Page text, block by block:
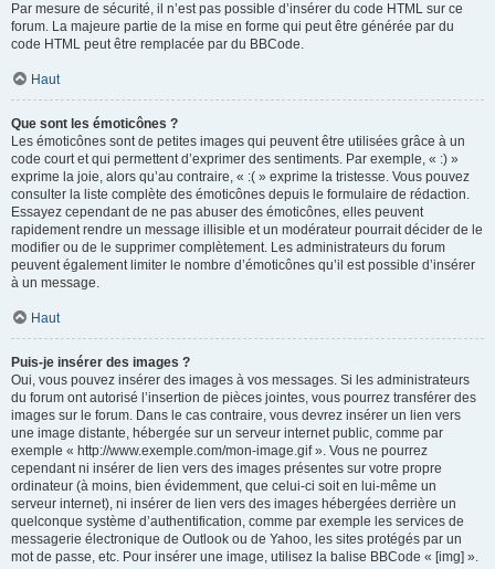
Par mesure de sécurité, il n’est pas possible d’insérer du code HTML sur ce
forum. La majeure partie de la mise en forme qui peut être générée par du
code HTML peut être remplacée par du BBCode.
Haut
Que sont les émoticônes ?
Les émoticônes sont de petites images qui peuvent être utilisées grâce à un
code court et qui permettent d’exprimer des sentiments. Par exemple, « :) »
exprime la joie, alors qu’au contraire, « :( » exprime la tristesse. Vous pouvez
consulter la liste complète des émoticônes depuis le formulaire de rédaction.
Essayez cependant de ne pas abuser des émoticônes, elles peuvent
rapidement rendre un message illisible et un modérateur pourrait décider de le
modifier ou de le supprimer complètement. Les administrateurs du forum
peuvent également limiter le nombre d’émoticônes qu’il est possible d’insérer
à un message.
Haut
Puis-je insérer des images ?
Oui, vous pouvez insérer des images à vos messages. Si les administrateurs
du forum ont autorisé l’insertion de pièces jointes, vous pourrez transférer des
images sur le forum. Dans le cas contraire, vous devrez insérer un lien vers
une image distante, hébergée sur un serveur internet public, comme par
exemple « http://www.exemple.com/mon-image.gif ». Vous ne pourrez
cependant ni insérer de lien vers des images présentes sur votre propre
ordinateur (à moins, bien évidemment, que celui-ci soit en lui-même un
serveur internet), ni insérer de lien vers des images hébergées derrière un
quelconque système d’authentification, comme par exemple les services de
messagerie électronique de Outlook ou de Yahoo, les sites protégés par un
mot de passe, etc. Pour insérer une image, utilisez la balise BBCode « [img] ».